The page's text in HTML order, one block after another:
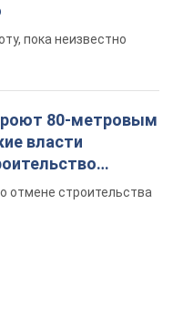
пока неизвестно
80-метровым
власти
отмене строительства